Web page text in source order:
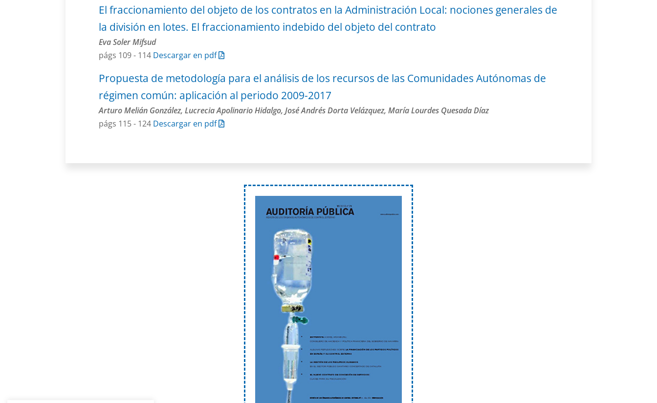
El fraccionamiento del objeto de los contratos en la Administración Local: nociones generales de
la división en lotes. El fraccionamiento indebido del objeto del contrato
Eva Soler Mifsud
págs 109 - 114 Descargar en pdf
Propuesta de metodología para el análisis de los recursos de las Comunidades Autónomas de
régimen común: aplicación al periodo 2009-2017
Arturo Melián González, Lucrecia Apolinario Hidalgo, José Andrés Dorta Velázquez, María Lourdes Quesada Díaz
págs 115 - 124 Descargar en pdf